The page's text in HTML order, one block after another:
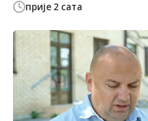
прије 2 сата